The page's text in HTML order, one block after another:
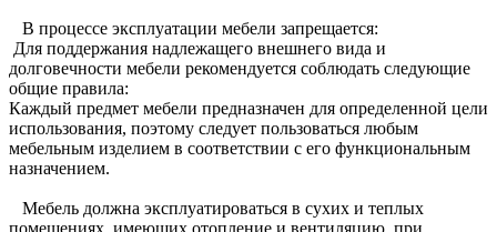
В процессе эксплуатации мебели запрещается:
Для поддержания надлежащего внешнего вида и
долговечности мебели рекомендуется соблюдать следующие
общие правила:
Каждый предмет мебели предназначен для определенной цели
использования, поэтому следует пользоваться любым
мебельным изделием в соответствии с его функциональным
назначением.
Мебель должна эксплуатироваться в сухих и теплых